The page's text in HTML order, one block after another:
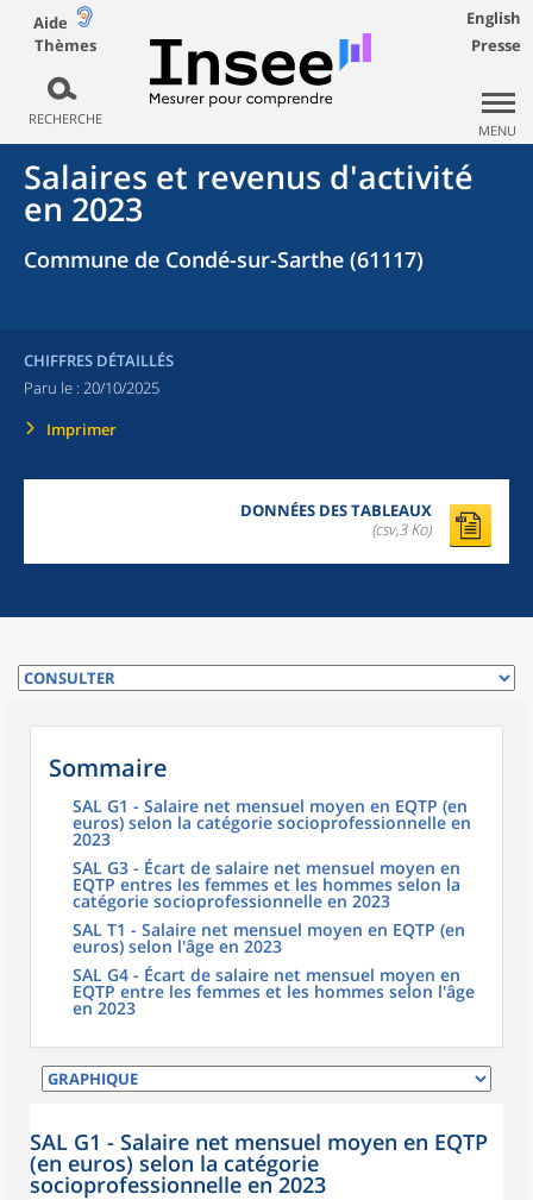
Aide
Thèmes
RECHERCHE
English
Presse
MENU
Salaires et revenus d'activité
en 2023
Commune de Condé-sur-Sarthe (61117)
CHIFFRES DÉTAILLÉS
Paru le : 20/10/2025
Imprimer
DONNÉES DES TABLEAUX
(csv,3 Ko)
Sommaire
SAL G1 - Salaire net mensuel moyen en EQTP (en
euros) selon la catégorie socioprofessionnelle en
2023
SAL G3 - Écart de salaire net mensuel moyen en
EQTP entres les femmes et les hommes selon la
catégorie socioprofessionnelle en 2023
SAL T1 - Salaire net mensuel moyen en EQTP (en
euros) selon l'âge en 2023
SAL G4 - Écart de salaire net mensuel moyen en
EQTP entre les femmes et les hommes selon l'âge
en 2023
SAL G1 - Salaire net mensuel moyen en EQTP
(en euros) selon la catégorie
socioprofessionnelle en 2023